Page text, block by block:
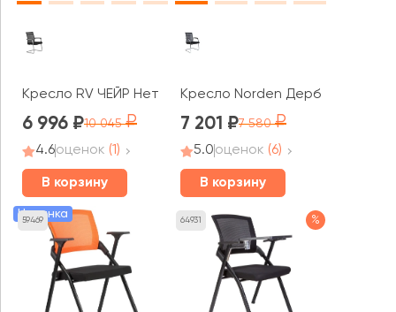
Кресло RV ЧЕЙР Нет / Net (801E)
6 996 10 045
4.6оценок (1)
В корзину
Кресло Norden Дерби CF
7 201 7 580
5.0оценок (6)
В корзину
59469
Новинка 64931 %